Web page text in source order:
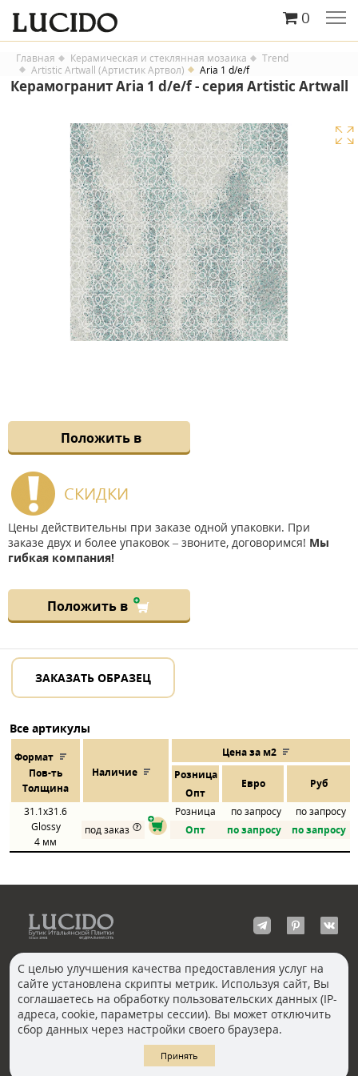
0
Главная Керамическая и стеклянная мозаика
Trend
Artistic Artwall (Артистик Артвол)
Aria 1 d/e/f
Керамогранит Aria 1 d/e/f - серия Artistic Artwall
Положить в
СКИДКИ
Цены действительны при заказе одной упаковки. При
заказе двух и более упаковок – звоните, договоримся! Мы
гибкая компания!
Положить в
ЗАКАЗАТЬ ОБРАЗЕЦ
Все артикулы
Формат
Пов-ть
Толщина
Наличие
Цена за м2
Розница
Евро Руб
Опт
31.1x31.6
Glossy
4 мм
Розница по запросу
по запросу
под заказ
Опт по запросу по запросу
КОНТАКТЫ
Москва, Пречистенка
Волгоград
Екатеринбург
Казань
Новосибирск
Санкт-Петербург
С целью улучшения качества предоставления услуг на
сайте установлена скрипты метрик. Используя сайт, Вы
соглашаетесь на обработку пользовательских данных (IP-
адреса, cookie, параметры сессии). Вы может отключить
сбор данных через настройки своего браузера.
Принять